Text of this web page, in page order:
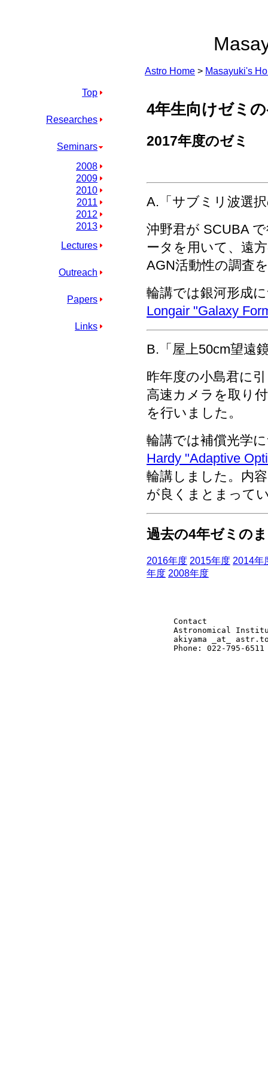
Top
Researches
Seminars
2008
2009
2010
2011
2012
2013
Lectures
Outreach
Papers
Links
Astro Home > Masayuki's
4年生向けゼミ
2017年度のゼミ
A.「サブミリ波選
沖野君が SCUBA
ータを用いて、遠
AGN活動性の調査
輪講では銀河形成
Longair "Galaxy
B.「屋上50cm望遠
昨年度の小島君に
高速カメラを取り
を行いました。
輪講では補償光学
Hardy "Adaptive
輪講しました。内
が良くまとまって
過去の4年ゼミの
2016年度 2015年度 2014年
年度 2008年度
Contact
Astronomical
akiyama _at_
Phone: 022-795-6511